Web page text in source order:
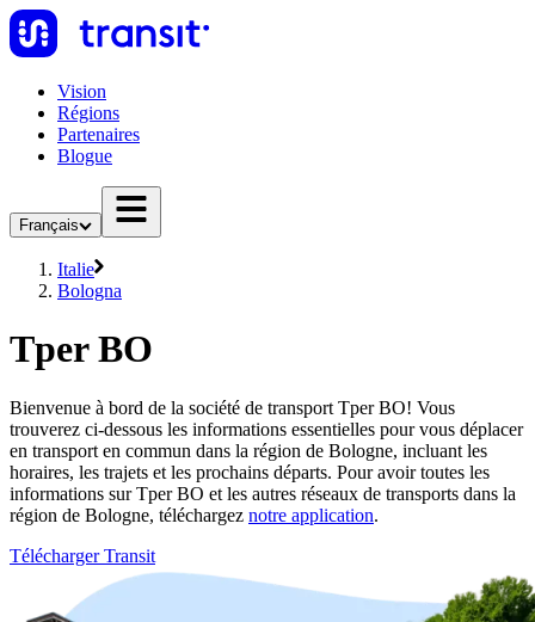
Vision
Régions
Partenaires
Blogue
Français
Italie
Bologna
Tper BO
Bienvenue à bord de la société de transport Tper BO! Vous
trouverez ci-dessous les informations essentielles pour vous déplacer
en transport en commun dans la région de Bologne, incluant les
horaires, les trajets et les prochains départs. Pour avoir toutes les
informations sur Tper BO et les autres réseaux de transports dans la
région de Bologne, téléchargez notre application.
Télécharger Transit